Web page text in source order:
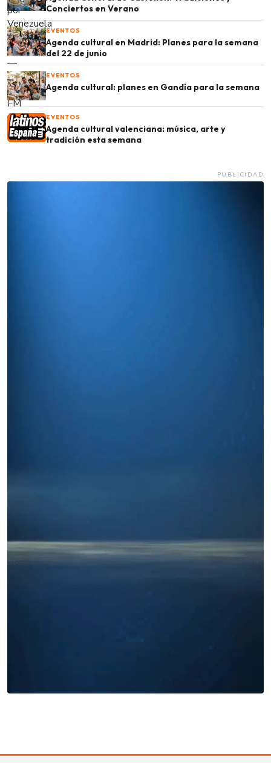
Conciertos en Verano
EVENTOS
Agenda cultural en Madrid: Planes para la semana
del 22 de junio
EVENTOS
Agenda cultural: planes en Gandía para la semana
EVENTOS
Agenda cultural valenciana: música, arte y
tradición esta semana
PUBLICIDAD